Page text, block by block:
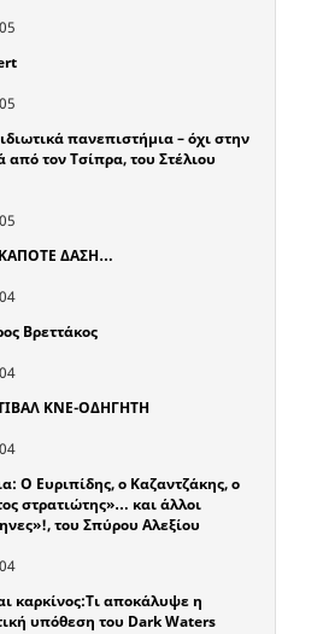
πανεπιστήμια – όχι στην
από τον Τσίπρα, του Στέλιου
ΔΑΣΗ…
Βρεττάκος
ΚΝΕ-ΟΔΗΓΗΤΗ
Ο Ευριπίδης, ο Καζαντζάκης, ο
στρατιώτης»… και άλλοι
του Σπύρου Αλεξίου
καρκίνος:Τι αποκάλυψε η
υπόθεση του Dark Waters